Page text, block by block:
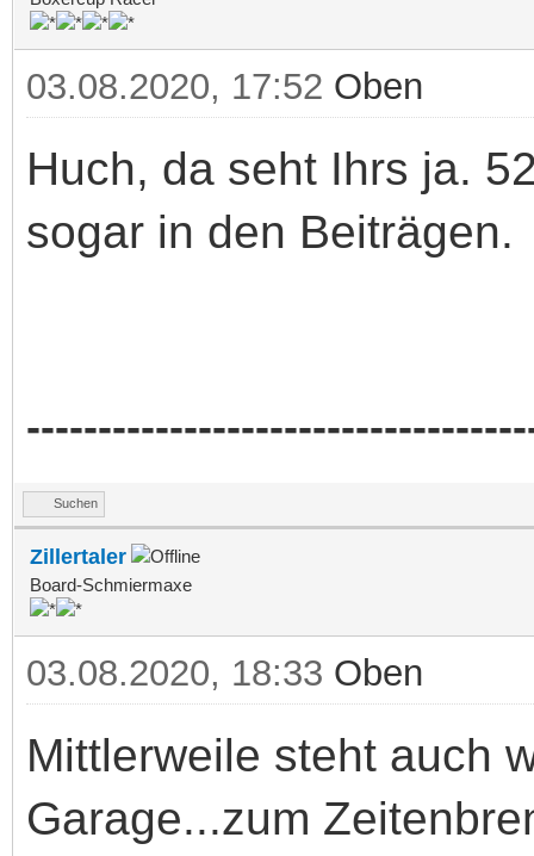
03.08.2020, 17:52 Oben
Huch, da seht Ihrs ja.
sogar in den Beiträgen.
Suchen
Zillertaler
Board-Schmiermaxe
03.08.2020, 18:33 Oben
Mittlerweile steht auch
Garage...zum